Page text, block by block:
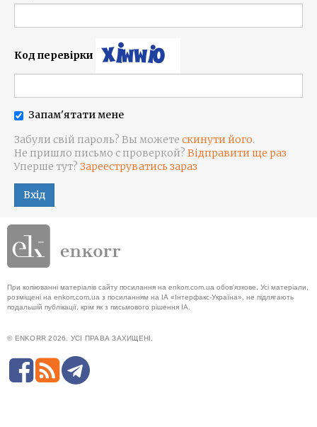
Код перевірки
Запам'ятати мене
Забули свій пароль? Вы можете скинути його.
Не пришло письмо с проверкой? Відправити ще раз
Уперше тут? Зарееструватись зараз
Вхід
При копіюванні матеріалів сайту посилання на enkorr.com.ua обов'язкове. Усі матеріали,
розміщені на enkorr.com.ua з посиланням на ІА «Інтерфакс-Україна», не підлягають
подальшій публікації, крім як з письмового рішення ІА.
© ENKORR 2026. УСІ ПРАВА ЗАХИЩЕНІ.